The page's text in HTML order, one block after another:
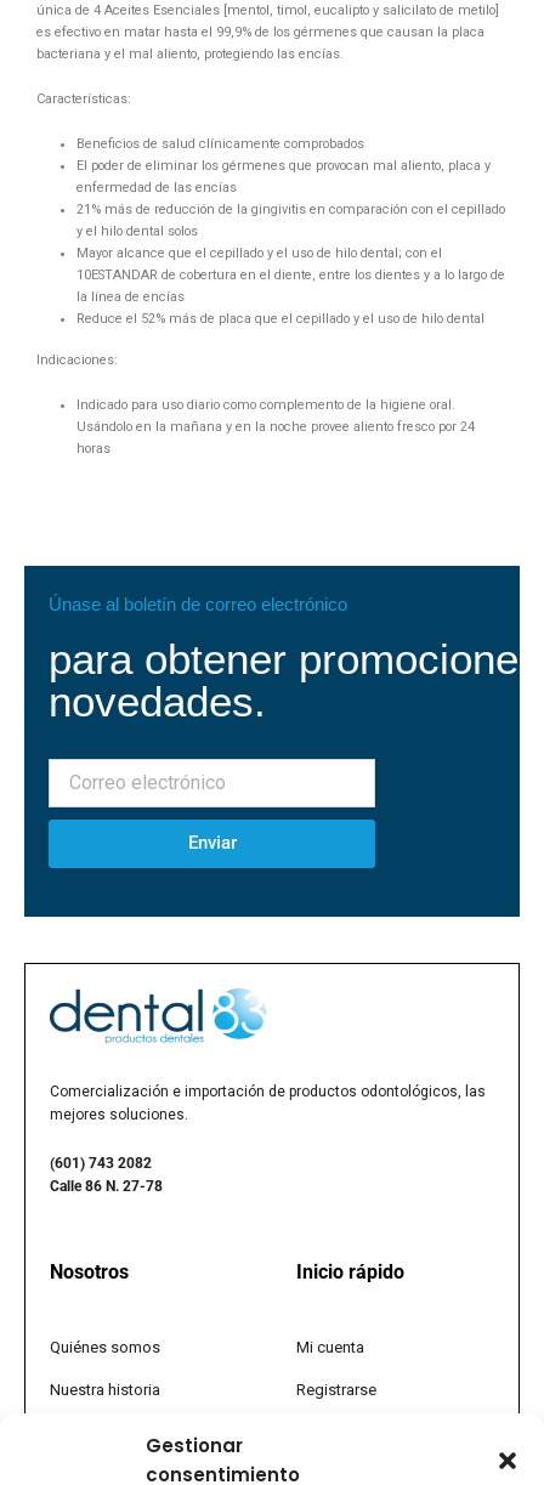
Gestionar
consentimiento
única de 4 Aceites Esenciales [mentol, timol, eucalipto y salicilato de metilo]
es efectivo en matar hasta el 99,9% de los gérmenes que causan la placa
bacteriana y el mal aliento, protegiendo las encías.
Características:
Beneficios de salud clínicamente comprobados
El poder de eliminar los gérmenes que provocan mal aliento, placa y
enfermedad de las encías
21% más de reducción de la gingivitis en comparación con el cepillado
y el hilo dental solos
Mayor alcance que el cepillado y el uso de hilo dental; con el
10ESTANDAR de cobertura en el diente, entre los dientes y a lo largo de
la línea de encías
Reduce el 52% más de placa que el cepillado y el uso de hilo dental
Indicaciones:
Indicado para uso diario como complemento de la higiene oral.
Usándolo en la mañana y en la noche provee aliento fresco por 24
horas
Únase al boletín de correo electrónico
para obtener
novedades.
Enviar
Comercialización e importación de productos odontológicos, las
mejores soluciones.
(601) 743 2082
Calle 86 N. 27-78
Nosotros
Quiénes somos
Nuestra historia
Inicio rápido
Mi cuenta
Registrarse
Promociones